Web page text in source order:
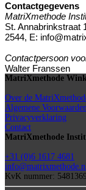
Contactgegevens
MatriXmethode
St. Annabrinkstraat
2544, E:
Contactpersoon
Walter Franssen
MatriXmethode
Over de
Algemene
Privacyverklaring
Contact
MatriXmethode
+31 (0)6 1617 4681
KvK nummer: